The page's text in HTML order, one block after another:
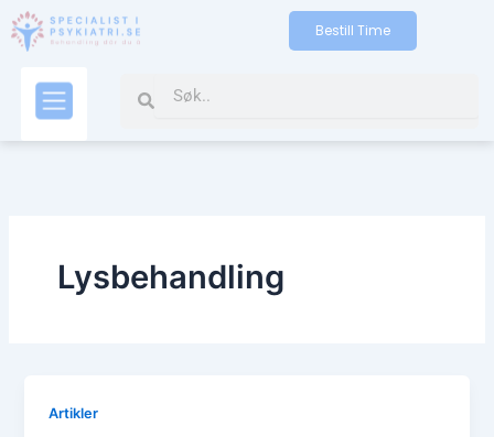
Bestill Time
Search
Lysbehandling
Artikler